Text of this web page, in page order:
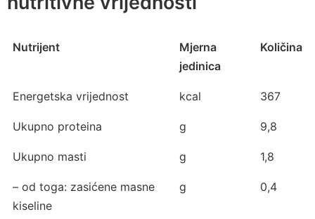
Nutrijent
Mjerna
jedinica
Količina
Energetska vrijednost kcal 367
Ukupno proteina g 9,8
Ukupno masti g 1,8
– od toga: zasićene masne
kiseline
g 0,4